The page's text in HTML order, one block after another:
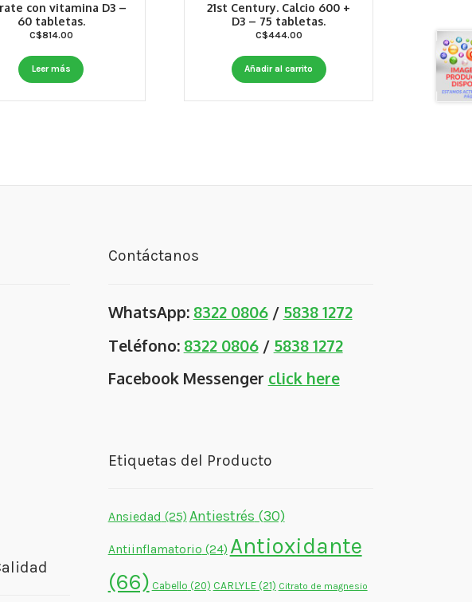
con vitamina D3 –
60 tabletas.
C$814.00
Leer más
21st Century. Calcio 600 +
D3 – 75 tabletas.
C$444.00
Añadir al carrito
Contáctanos
WhatsApp: 8322 0806/ 5838 1272
Teléfono: 8322 0806/ 5838 1272
Facebook Messenger click here
Etiquetas del Producto
Ansiedad (25) Antiestrés (30)
Antiinflamatorio (24) Antioxidante
(66) Cabello (20) CARLYLE(21) Citrato de magnesio